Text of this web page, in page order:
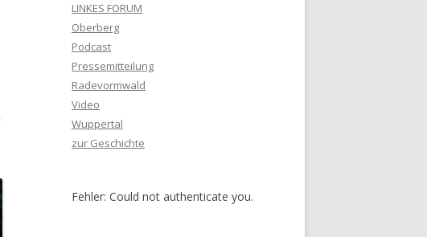
LINKES FORUM
Oberberg
Podcast
Pressemitteilung
Radevormwald
Video
Wuppertal
zur Geschichte
Fehler: Could not authenticate you.